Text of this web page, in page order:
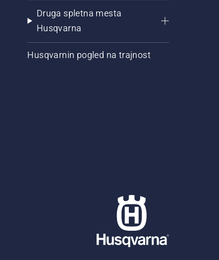
Druga spletna mesta
Husqvarna
Husqvarnin pogled na trajnost